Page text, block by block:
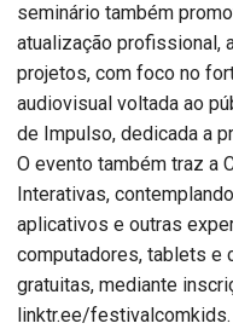
seminário também
atualização profissional,
projetos, com foco no
audiovisual voltada ao
de Impulso, dedicada a
O evento também traz a
Interativas,
aplicativos e outras
computadores, tablets e
gratuitas, mediante
linktr.ee/